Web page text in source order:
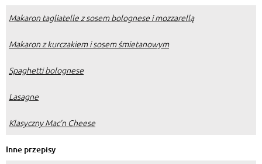
Makaron tagliatelle z sosem bolognese i mozzarellą
Makaron z kurczakiem i sosem śmietanowym
Spaghetti bolognese
Lasagne
Klasyczny Mac’n Cheese
Inne przepisy